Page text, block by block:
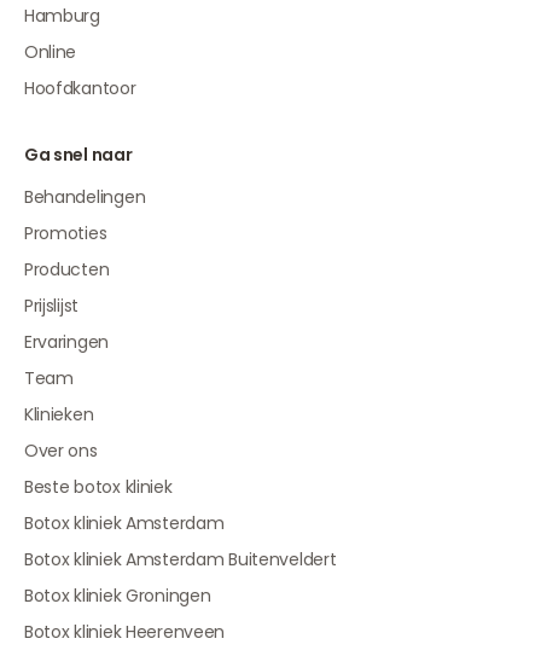
Hamburg
Online
Hoofdkantoor
Ga snel naar
Behandelingen
Promoties
Producten
Prijslijst
Ervaringen
Team
Klinieken
Over ons
Beste botox kliniek
Botox kliniek Amsterdam
Botox kliniek Amsterdam Buitenveldert
Botox kliniek Groningen
Botox kliniek Heerenveen